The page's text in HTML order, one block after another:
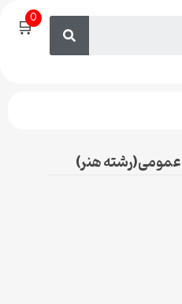
🛒0
عمومی(رشته هنر)